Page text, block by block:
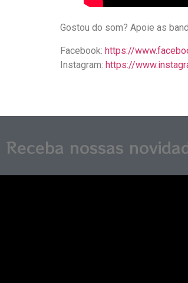
Gostou do som? Apoie as
Facebook: https://
Instagram: https://
Receba nossas